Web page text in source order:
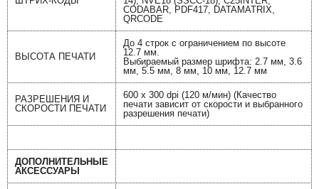
CODABAR, PDF417, DATAMATRIX,
QRCODE
ВЫСОТА ПЕЧАТИ
До 4 строк с ограничением по высоте
12.7 мм.
Выбираемый размер шрифта: 2.7 мм, 3.6
мм, 5.5 мм, 8 мм, 10 мм, 12.7 мм
РАЗРЕШЕНИЯ И
СКОРОСТИ ПЕЧАТИ
600 x 300 dpi (120 м/мин) (Качество
печати зависит от скорости и выбранного
разрешения печати)
ДОПОЛНИТЕЛЬНЫЕ
АКСЕССУАРЫ